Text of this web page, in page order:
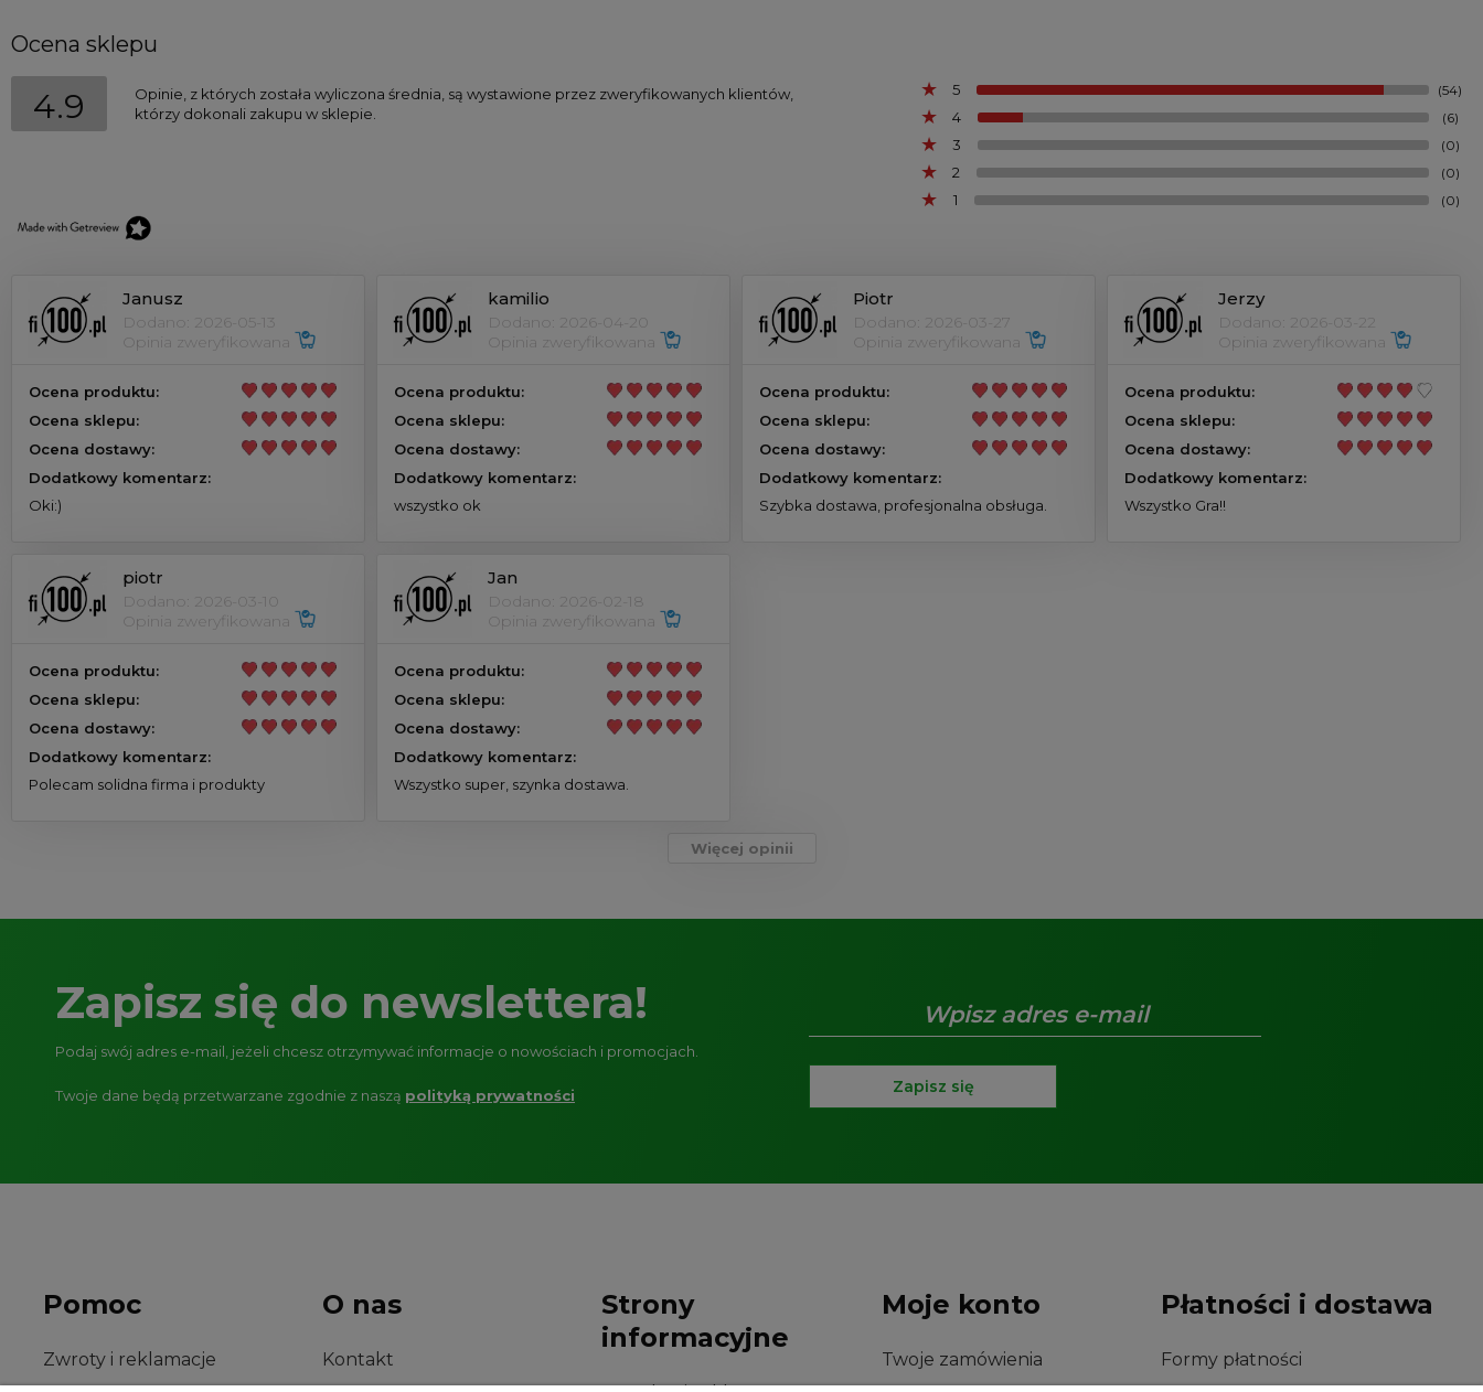
Ocena sklepu
4.9
Opinie, z których została wyliczona średnia, są wystawione przez zweryfikowanych klientów,
którzy dokonali zakupu w sklepie.
5 (54)
4 (6)
3 (0)
2 (0)
1 (0)
Janusz
Dodano: 2026-05-13
Opinia zweryfikowana
Ocena produktu:
Ocena sklepu:
Ocena dostawy:
Dodatkowy komentarz:
Oki:)
kamilio
Dodano: 2026-04-20
Opinia zweryfikowana
Ocena produktu:
Ocena sklepu:
Ocena dostawy:
Dodatkowy komentarz:
wszystko ok
Piotr
Dodano: 2026-03-27
Opinia zweryfikowana
Ocena produktu:
Ocena sklepu:
Ocena dostawy:
Dodatkowy komentarz:
Szybka dostawa, profesjonalna obsługa.
Jerzy
Dodano: 2026-03-22
Opinia zweryfikowana
Ocena produktu:
Ocena sklepu:
Ocena dostawy:
Dodatkowy komentarz:
Wszystko Gra!!
piotr
Dodano: 2026-03-10
Opinia zweryfikowana
Ocena produktu:
Ocena sklepu:
Ocena dostawy:
Dodatkowy komentarz:
Polecam solidna firma i produkty
Jan
Dodano: 2026-02-18
Opinia zweryfikowana
Ocena produktu:
Ocena sklepu:
Ocena dostawy:
Dodatkowy komentarz:
Wszystko super, szynka dostawa.
Więcej opinii
Zapisz się do newslettera!
Podaj swój adres e-mail, jeżeli chcesz otrzymywać informacje o nowościach i promocjach.
Twoje dane będą przetwarzane zgodnie z naszą polityką prywatności Zapisz się
Pomoc
Zwroty i reklamacje
O nas
Kontakt
Strony
informacyjne
Moje konto
Twoje zamówienia
Płatności i dostawa
Formy płatności